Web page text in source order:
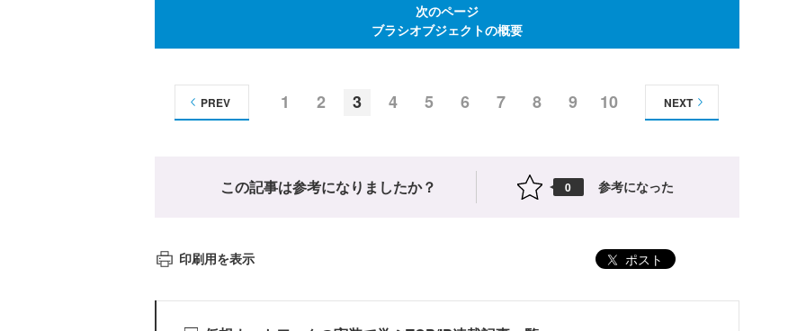
次のページ
ブラシオブジェクトの概要
1 2 3 4 5 6 7 8 9 10
PREV NEXT
この記事は参考になりましたか？ 0 参考になった
印刷用を表示 ポスト